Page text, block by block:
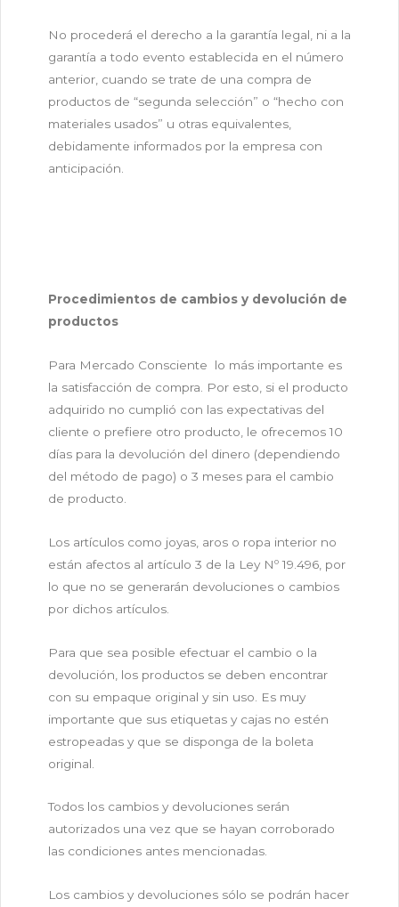
No procederá el derecho a la garantía legal, ni a la
garantía a todo evento establecida en el número
anterior, cuando se trate de una compra de
productos de “segunda selección” o “hecho con
materiales usados” u otras equivalentes,
debidamente informados por la empresa con
anticipación.
Procedimientos de cambios y devolución de
productos
Para Mercado Consciente lo más importante es
la satisfacción de compra. Por esto, si el producto
adquirido no cumplió con las expectativas del
cliente o prefiere otro producto, le ofrecemos 10
días para la devolución del dinero (dependiendo
del método de pago) o 3 meses para el cambio
de producto.
Los artículos como joyas, aros o ropa interior no
están afectos al artículo 3 de la Ley Nº 19.496, por
lo que no se generarán devoluciones o cambios
por dichos artículos.
Para que sea posible efectuar el cambio o la
devolución, los productos se deben encontrar
con su empaque original y sin uso. Es muy
importante que sus etiquetas y cajas no estén
estropeadas y que se disponga de la boleta
original.
Todos los cambios y devoluciones serán
autorizados una vez que se hayan corroborado
las condiciones antes mencionadas.
Los cambios y devoluciones sólo se podrán hacer